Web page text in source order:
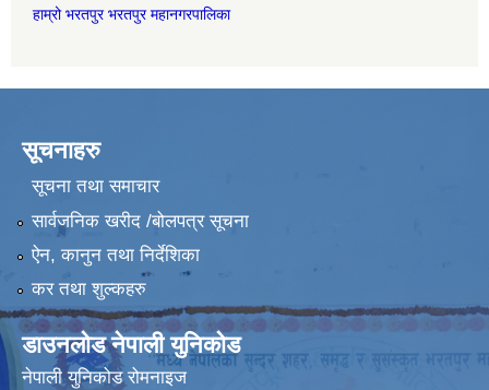
हाम्रो भरतपुर भरतपुर महानगरपालिका
सूचनाहरु
सूचना तथा समाचार
सार्वजनिक खरीद /बोलपत्र सूचना
ऐन, कानुन तथा निर्देशिका
कर तथा शुल्कहरु
डाउनलोड नेपाली युनिकोड
नेपाली युनिकोड रोमनाइज